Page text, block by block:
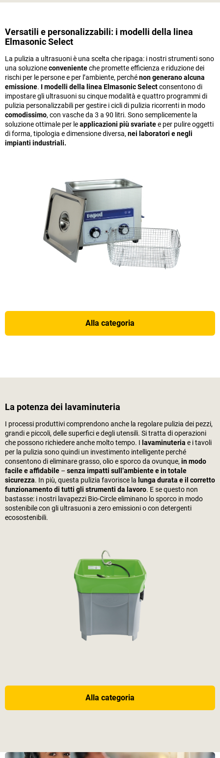
Versatili e personalizzabili: i modelli della linea
Elmasonic Select
La pulizia a ultrasuoni è una scelta che ripaga: i nostri strumenti sono
una soluzioneconvenienteche promette efficienza e riduzione dei
rischi per le persone e per l’ambiente, perchénon generano alcuna
emissione. I modelli della linea Elmasonic Selectconsentono di
impostare gli ultrasuoni su cinque modalità e quattro programmi di
pulizia personalizzabili per gestire i cicli di pulizia ricorrenti in modo
comodissimo, con vasche da 3 a 90 litri. Sono semplicemente la
soluzione ottimale per leapplicazioni più svariatee per pulire oggetti
di forma, tipologia e dimensione diversa, nei laboratori e negli
impianti industriali.
Alla categoria
La potenza dei lavaminuteria
I processi produttivi comprendono anche la regolare pulizia dei pezzi,
grandi e piccoli, delle superfici e degli utensili. Si tratta di operazioni
che possono richiedere anche molto tempo. I lavaminuteria e i tavoli
per la pulizia sono quindi un investimento intelligente perché
consentono di eliminare grasso, olio e sporco da ovunque, in modo
facile e affidabile – senza impatti sull’ambiente e in totale
sicurezza. In più, questa pulizia favorisce la lunga durata e il corretto
funzionamento di tutti gli strumenti da lavoro. E se questo non
bastasse: i nostri lavapezzi Bio-Circle eliminano lo sporco in modo
sostenibile con gli ultrasuoni a zero emissioni o con detergenti
ecosostenibili.
Alla categoria